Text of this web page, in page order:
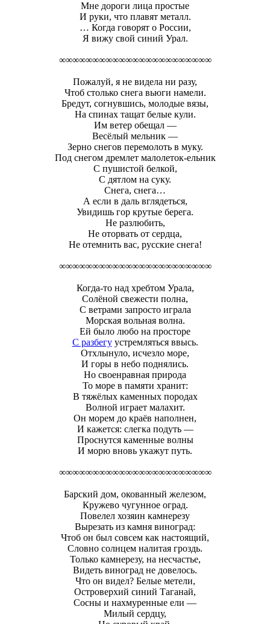
Мне дороги лица простые
И руки, что плавят металл.
… Когда говорят о России,
Я вижу свой синий Урал.
∞∞∞∞∞∞∞∞∞∞∞∞∞∞∞∞∞∞∞∞∞∞∞
Пожалуй, я не видела ни разу,
Чтоб столько снега вьюги намели.
Бредут, согнувшись, молодые вязы,
На спинах тащат белые кули.
Им ветер обещал —
Весёлый мельник —
Зерно снегов перемолоть в муку.
Под снегом дремлет малолеток-ельник
С пушистой белкой,
С дятлом на суку.
Снега, снега…
А если в даль вглядеться,
Увидишь гор крутые берега.
Не разлюбить,
Не оторвать от сердца,
Не отемнить вас, русские снега!
∞∞∞∞∞∞∞∞∞∞∞∞∞∞∞∞∞∞∞∞∞∞∞
Когда-то над хребтом Урала,
Солёной свежести полна,
С ветрами запросто играла
Морская вольная волна.
Ей было любо на просторе
С разбегуустремляться ввысь.
Отхлынуло, исчезло море,
И горы в небо поднялись.
Но своенравная природа
То море в памяти хранит:
В тяжёлых каменных породах
Волной играет малахит.
Он морем до краёв наполнен,
И кажется: слегка подуть —
Проснутся каменные волны
И морю вновь укажут путь.
∞∞∞∞∞∞∞∞∞∞∞∞∞∞∞∞∞∞∞∞∞∞∞
Барский дом, окованный железом,
Кружево чугунное оград.
Повелел хозяин камнерезу
Вырезать из камня виноград:
Чтоб он был совсем как настоящий,
Словно солнцем налитая гроздь.
Только камнерезу, на несчастье,
Видеть виноград не довелось.
Что он видел? Белые метели,
Островерхий синий Таганай,
Сосны и нахмуренные ели —
Милый сердцу,